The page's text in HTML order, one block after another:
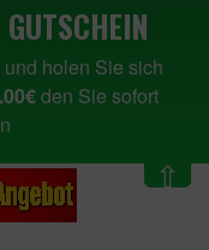
und holen Sie sich
den Sie sofort
⇧